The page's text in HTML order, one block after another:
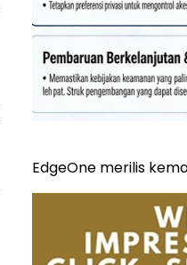
EdgeOne merilis